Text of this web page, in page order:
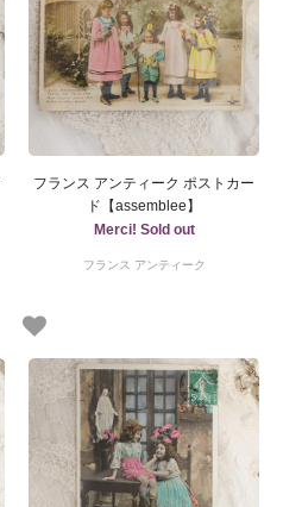
フランス アンティーク ポストカー
ド【assemblee】
Merci! Sold out
フランス アンティーク